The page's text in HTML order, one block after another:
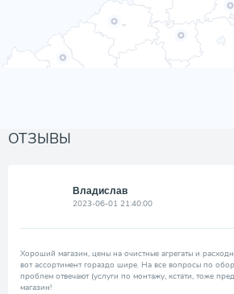
ОТЗЫВЫ
Владислав
2023-06-01 21:40:00
Хороший магазин, цены на очистные агрегаты и
вот ассортимент гораздо шире. На все вопросы по
проблем отвечают (услуги по монтажу, кстати, тоже
магазин!